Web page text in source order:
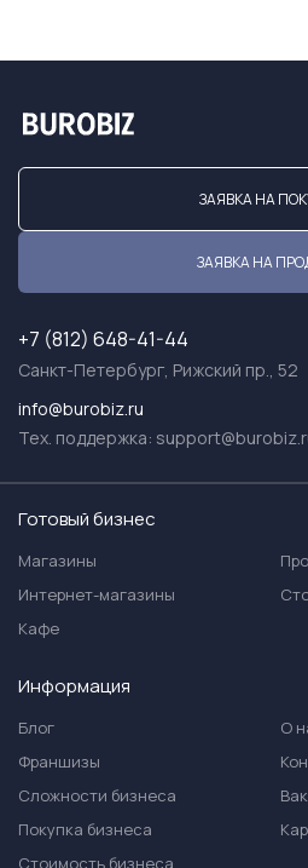
ЗАЯВКА НА
ЗАЯВКА НА
+7 (812) 648-41-44
Санкт-Петербург, Рижский пр., 52
info@burobiz.ru
Тех. поддержка:
Готовый бизнес
Магазины
Интернет-магазины
Кафе
Информация
Блог
Франшизы
Сложности бизнеса
Покупка бизнеса
Стоимость бизнеса
О